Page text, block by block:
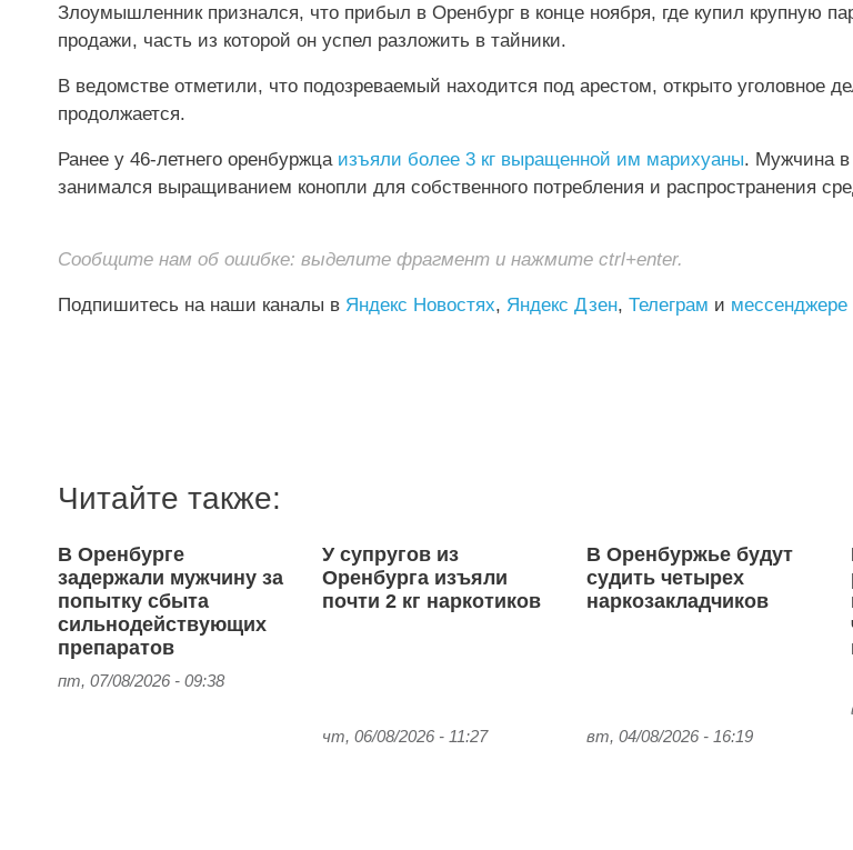
Злоумышленник признался, что прибыл в Оренбург в конце ноября, где купил крупную
продажи, часть из которой он успел разложить в тайники.
В ведомстве отметили, что подозреваемый находится под арестом, открыто уголовное
продолжается.
Ранее у 46-летнего оренбуржца изъяли более 3 кг выращенной им марихуаны. Мужчина в
занимался выращиванием конопли для собственного потребления и распространения
Сообщите нам об ошибке: выделите фрагмент и нажмите ctrl+enter.
Подпишитесь на наши каналы в Яндекс Новостях, Яндекс Дзен, Телеграм и мессенджере
Читайте также:
В Оренбурге
задержали мужчину за
попытку сбыта
сильнодействующих
препаратов
пт, 07/08/2026 - 09:38
У супругов из
Оренбурга изъяли
почти 2 кг наркотиков
чт, 06/08/2026 - 11:27
В Оренбуржье будут
судить четырех
наркозакладчиков
вт, 04/08/2026 - 16:19